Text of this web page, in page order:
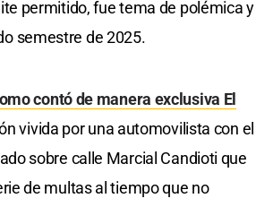
permitido, fue tema de polémica y
semestre de 2025.
contó de manera exclusiva El
vivida por una automovilista con el
sobre calle Marcial Candioti que
de multas al tiempo que no